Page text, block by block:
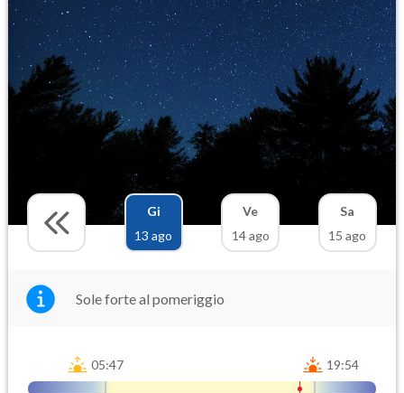
Gi
13 ago
Ve
14 ago
Sa
15 ago
Sole forte al pomeriggio
05:47 19:54